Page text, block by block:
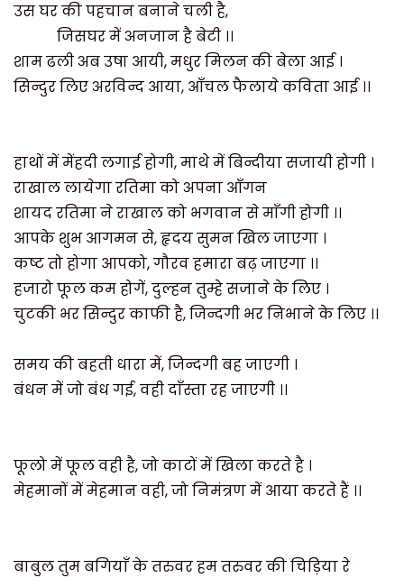
उस घर की पहचान बनाने चली है,
जिसघर में अनजान है बेटी ।।
शाम ढली अब उषा आयी,मधुर मिलन की बेला आई ।
सिन्दुर लिए अरविन्द आया, आँचल फैलाये कविता आई ।।
हाथों में मेंहदी लगाई होगी,माथे में बिन्दीया सजायी होगी ।
राखाल लायेगा रतिमा को अपना आँगन
शायद रतिमा ने राखाल को भगवान से माँगी होगी ।।
आपके शुभ आगमन से,हृदय सुमन खिल जाएगा ।
कष्ट तो होगा आपको,गौरव हमारा बढ़ जाएगा ।।
हजारो फूल कम होगें,दुल्हन तुम्हे सजाने के लिए ।
चुटकी भर सिन्दुर काफी है,जिन्दगी भर निभाने के लिए ।।
समय की बहती धारा में,जिन्दगी बह जाएगी ।
बंधन में जो बंध गई,वही दाँस्ता रह जाएगी ।।
फूलो में फूल वही है,जो काटों में खिला करते है ।
मेहमानों में मेहमान वही,जो निमंत्रण में आया करते हैं ।।
बाबुल तुम बगियाँ के तरुवर हम तरुवर की चिड़िया रे